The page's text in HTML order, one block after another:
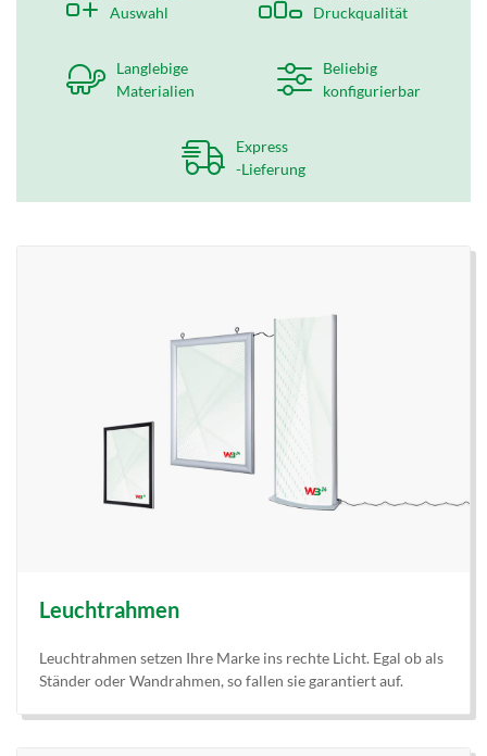
Auswahl
Druckqualität
Langlebige
Materialien
Beliebig
konfigurierbar
Express
-Lieferung
Leuchtrahmen
Leuchtrahmen setzen Ihre Marke ins rechte Licht. Egal ob als
Ständer oder Wandrahmen, so fallen sie garantiert auf.